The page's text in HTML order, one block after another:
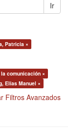
Ir
Patricia ×
comunicación ×
Elías Manuel ×
Filtros Avanzados